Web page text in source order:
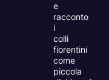
e
racconto
i
colli
fiorentini
come
piccola